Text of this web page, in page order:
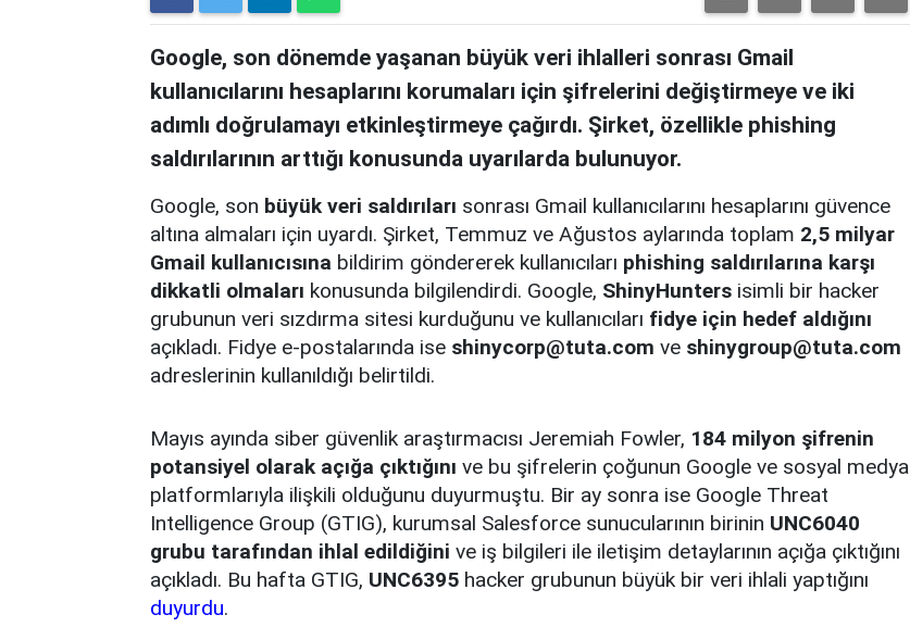
Google, son dönemde yaşanan büyük veri ihlalleri sonrası Gmail
kullanıcılarını hesaplarını korumaları için şifrelerini değiştirmeye ve iki
adımlı doğrulamayı etkinleştirmeye çağırdı. Şirket, özellikle phishing
saldırılarının arttığı konusunda uyarılarda bulunuyor.
Google, son büyük veri saldırıları sonrası Gmail kullanıcılarını hesaplarını güvence
altına almaları için uyardı. Şirket, Temmuz ve Ağustos aylarında toplam 2,5 milyar
Gmail kullanıcısına bildirim göndererek kullanıcıları phishing saldırılarına karşı
dikkatli olmaları konusunda bilgilendirdi. Google, ShinyHunters isimli bir hacker
grubunun veri sızdırma sitesi kurduğunu ve kullanıcıları fidye için hedef aldığını
açıkladı. Fidye e-postalarında ise shinycorp@tuta.com ve shinygroup@tuta.com
adreslerinin kullanıldığı belirtildi.
Mayıs ayında siber güvenlik araştırmacısı Jeremiah Fowler, 184 milyon şifrenin
potansiyel olarak açığa çıktığını ve bu şifrelerin çoğunun Google ve sosyal medya
platformlarıyla ilişkili olduğunu duyurmuştu. Bir ay sonra ise Google Threat
Intelligence Group (GTIG), kurumsal Salesforce sunucularının birinin UNC6040
grubu tarafından ihlal edildiğini ve iş bilgileri ile iletişim detaylarının açığa çıktığını
açıkladı. Bu hafta GTIG, UNC6395 hacker grubunun büyük bir veri ihlali yaptığını
duyurdu.